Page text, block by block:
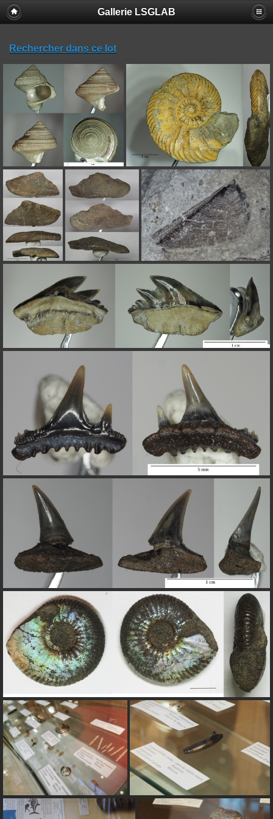
Gallerie LSGLAB
Rechercher dans ce lot